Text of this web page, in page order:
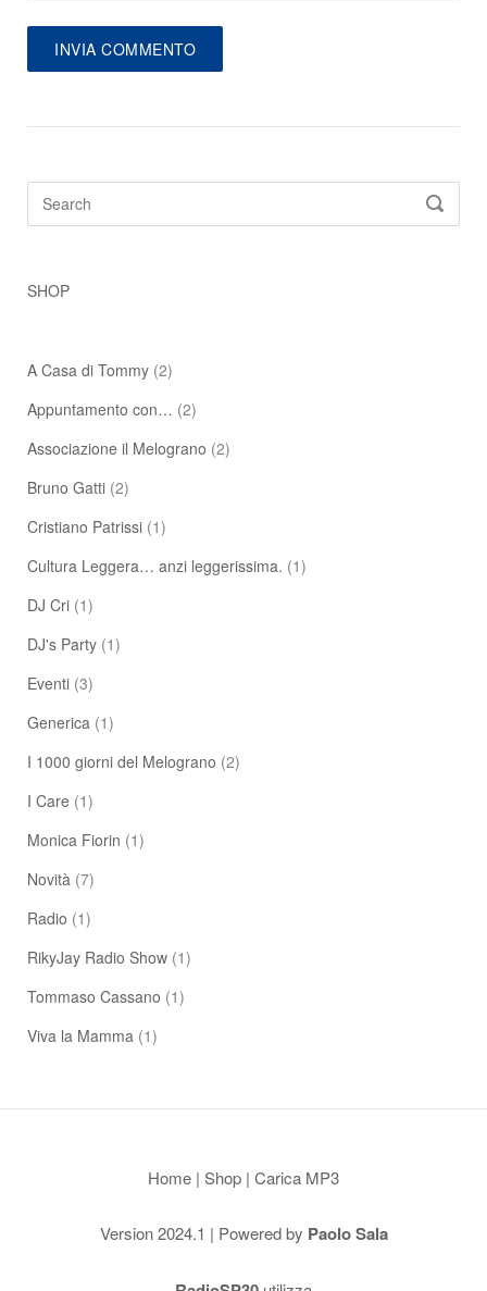
Search
SHOP
A Casa di Tommy (2)
Appuntamento con… (2)
Associazione il Melograno (2)
Bruno Gatti (2)
Cristiano Patrissi (1)
Cultura Leggera… anzi leggerissima. (1)
DJ Cri (1)
DJ's Party (1)
Eventi (3)
Generica (1)
I 1000 giorni del Melograno (2)
I Care (1)
Monica Fiorin (1)
Novità (7)
Radio (1)
RikyJay Radio Show (1)
Tommaso Cassano (1)
Viva la Mamma (1)
Home | Shop | Carica MP3
Version 2024.1 | Powered by Paolo Sala